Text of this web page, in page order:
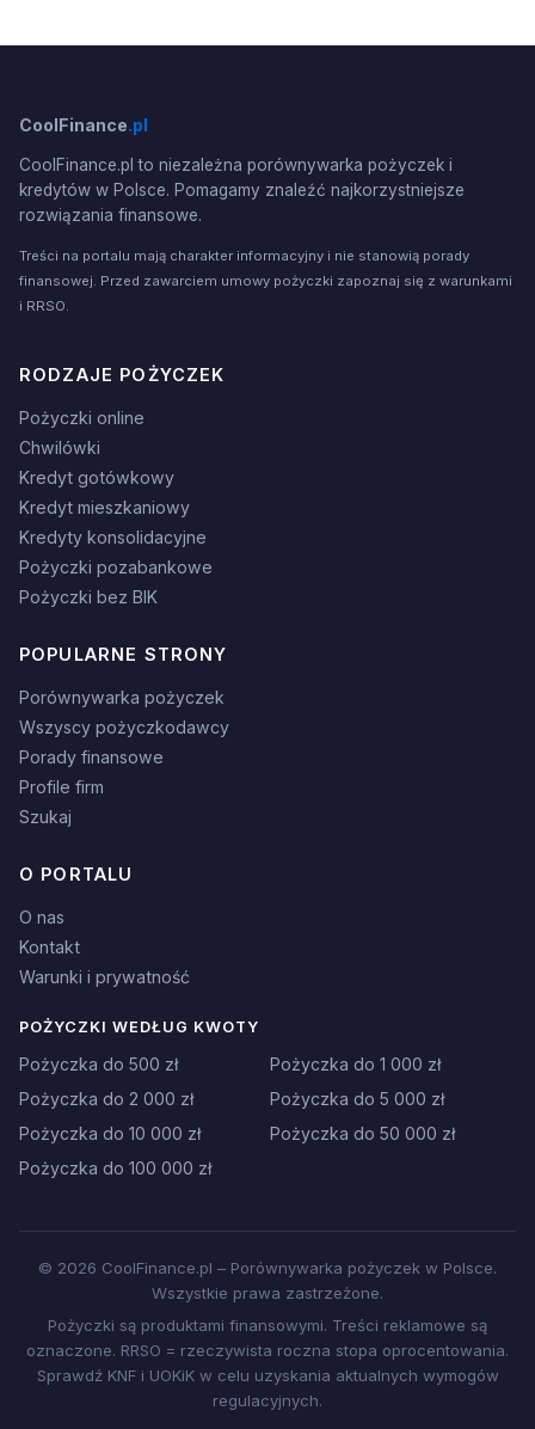
CoolFinance.pl
CoolFinance.pl to niezależna porównywarka pożyczek i
kredytów w Polsce. Pomagamy znaleźć najkorzystniejsze
rozwiązania finansowe.
Treści na portalu mają charakter informacyjny i nie stanowią porady
finansowej. Przed zawarciem umowy pożyczki zapoznaj się z warunkami
i RRSO.
RODZAJE POŻYCZEK
Pożyczki online
Chwilówki
Kredyt gotówkowy
Kredyt mieszkaniowy
Kredyty konsolidacyjne
Pożyczki pozabankowe
Pożyczki bez BIK
POPULARNE STRONY
Porównywarka pożyczek
Wszyscy pożyczkodawcy
Porady finansowe
Profile firm
Szukaj
O PORTALU
O nas
Kontakt
Warunki i prywatność
POŻYCZKI WEDŁUG KWOTY
Pożyczka do 500 zł
Pożyczka do 1 000 zł
Pożyczka do 2 000 zł
Pożyczka do 5 000 zł
Pożyczka do 10 000 zł
Pożyczka do 50 000 zł
Pożyczka do 100 000 zł
© 2026 CoolFinance.pl – Porównywarka pożyczek w Polsce.
Wszystkie prawa zastrzeżone.
Pożyczki są produktami finansowymi. Treści reklamowe są
oznaczone. RRSO = rzeczywista roczna stopa oprocentowania.
Sprawdź KNF i UOKiK w celu uzyskania aktualnych wymogów
regulacyjnych.